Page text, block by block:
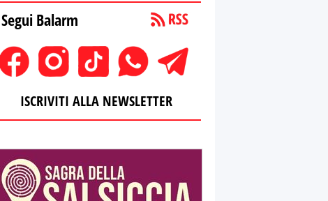
Segui Balarm
ISCRIVITI ALLA NEWSLETTER